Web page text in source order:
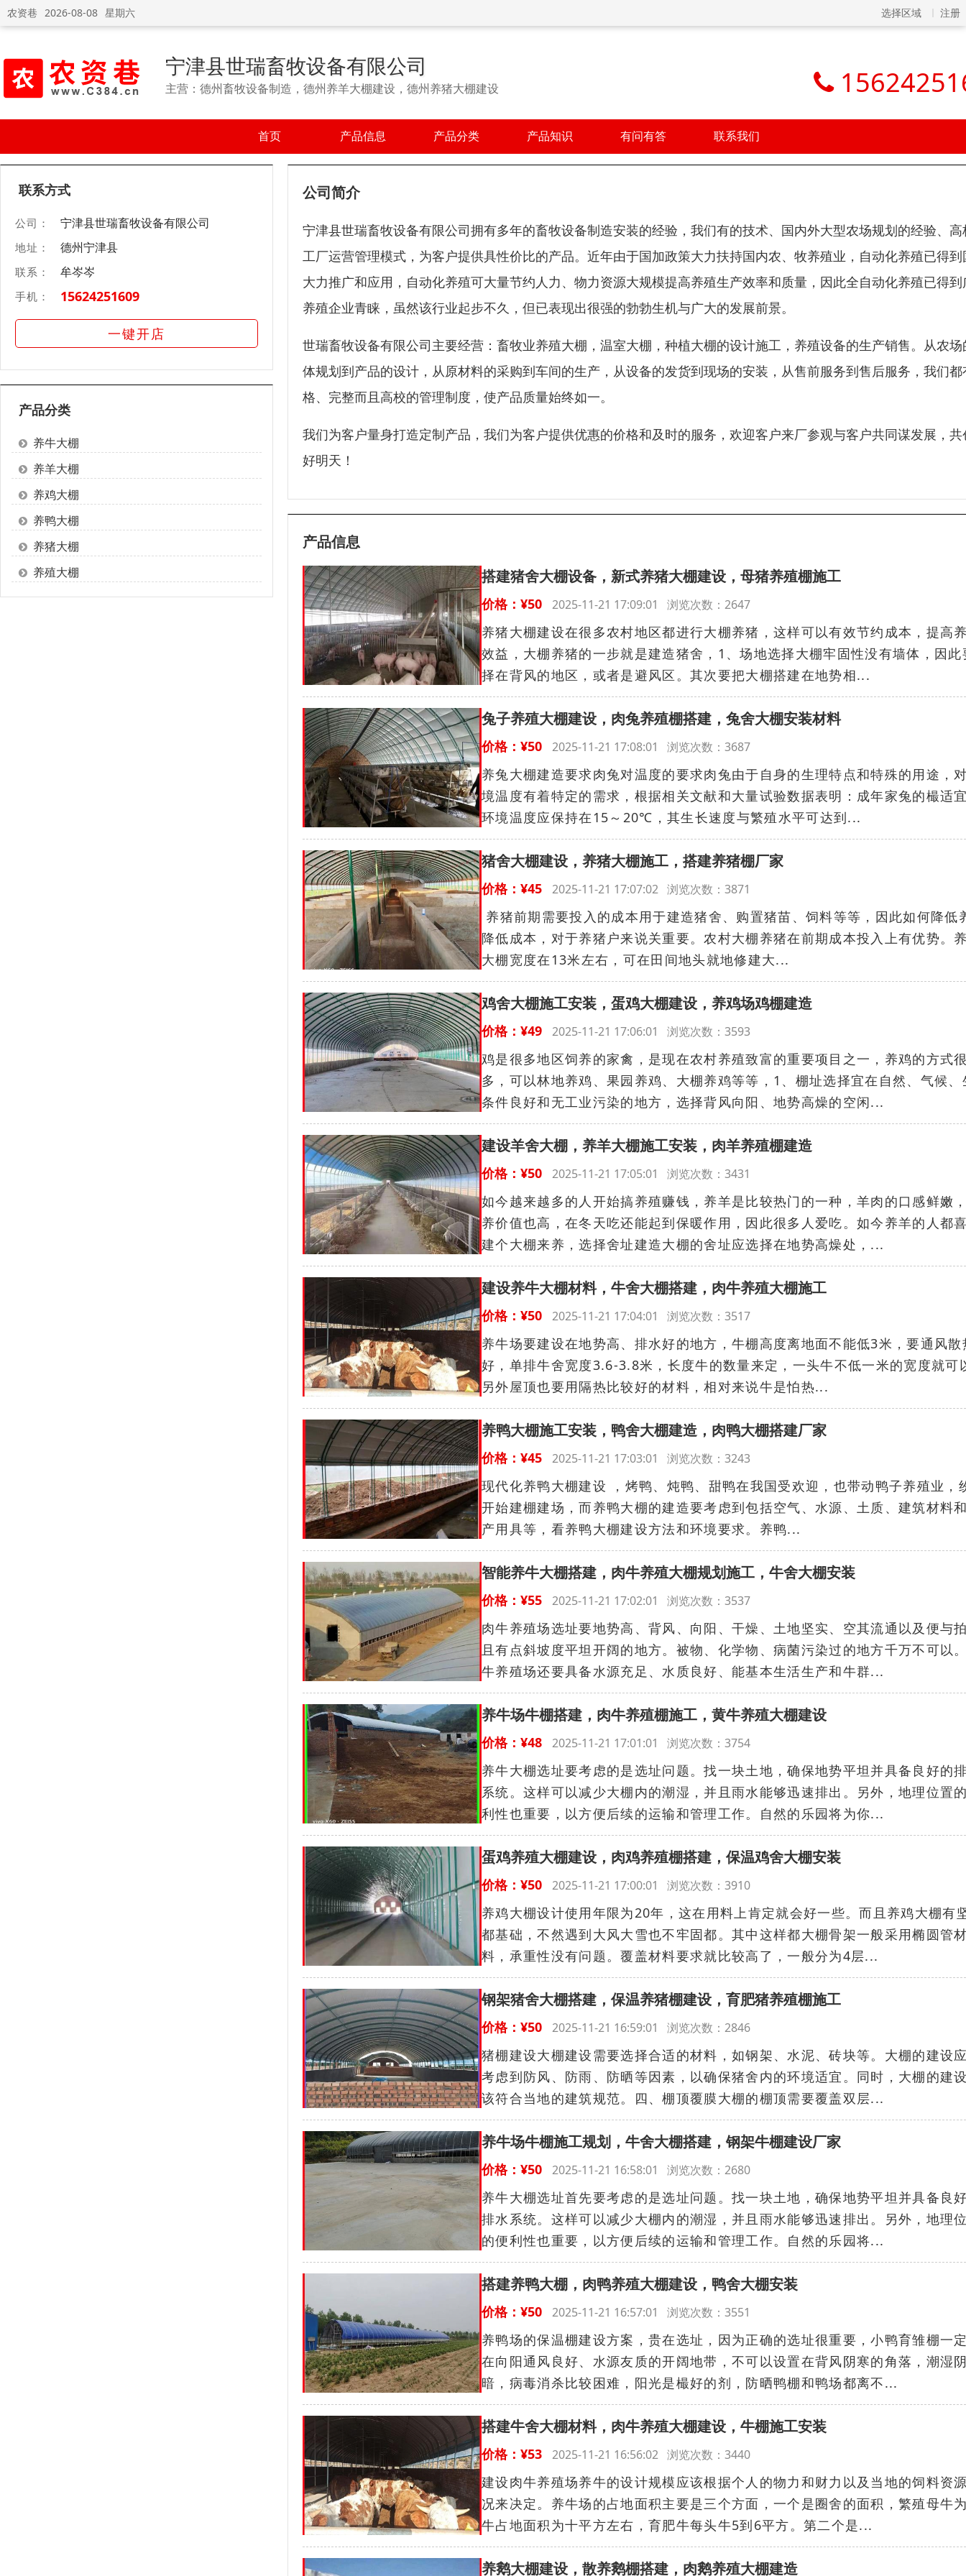
农资巷 2026-08-08 星期六 选择区域 注册
宁津县世瑞畜牧设备有限公司
主营：德州畜牧设备制造，德州养羊大棚建设，德州养猪大棚建设
首页 产品信息 产品分类 产品知识 有问有答 联系我们
联系方式
公司： 宁津县世瑞畜牧设备有限公司
地址： 德州宁津县
联系： 牟岑岑
手机： 15624251609
一键开店
产品分类
养牛大棚
养羊大棚
养鸡大棚
养鸭大棚
养猪大棚
养殖大棚
公司简介
宁津县世瑞畜牧设备有限公司拥有多年的畜牧设备制造安装的经验，我们有的技术、国内外大型农场规划的经验、高
工厂运营管理模式，为客户提供具性价比的产品。近年由于国加政策大力扶持国内农、牧养殖业，自动化养殖已得到
大力推广和应用，自动化养殖可大量节约人力、物力资源大规模提高养殖生产效率和质量，因此全自动化养殖已得到
养殖企业青睐，虽然该行业起步不久，但已表现出很强的勃勃生机与广大的发展前景。
世瑞畜牧设备有限公司主要经营：畜牧业养殖大棚，温室大棚，种植大棚的设计施工，养殖设备的生产销售。从农场
体规划到产品的设计，从原材料的采购到车间的生产，从设备的发货到现场的安装，从售前服务到售后服务，我们都
格、完整而且高校的管理制度，使产品质量始终如一。
我们为客户量身打造定制产品，我们为客户提供优惠的价格和及时的服务，欢迎客户来厂参观与客户共同谋发展，共
好明天！
产品信息
搭建猪舍大棚设备，新式养猪大棚建设，母猪养殖棚施工
价格：¥50 2025-11-21 17:09:01 浏览次数：2647
养猪大棚建设在很多农村地区都进行大棚养猪，这样可以有效节约成本，提高
效益，大棚养猪的一步就是建造猪舍，1、场地选择大棚牢固性没有墙体，因此
择在背风的地区，或者是避风区。其次要把大棚搭建在地势相...
兔子养殖大棚建设，肉兔养殖棚搭建，兔舍大棚安装材料
价格：¥50 2025-11-21 17:08:01 浏览次数：3687
养兔大棚建造要求肉兔对温度的要求肉兔由于自身的生理特点和特殊的用途，
境温度有着特定的需求，根据相关文献和大量试验数据表明：成年家兔的樶适
环境温度应保持在15～20℃，其生长速度与繁殖水平可达到...
猪舍大棚建设，养猪大棚施工，搭建养猪棚厂家
价格：¥45 2025-11-21 17:07:02 浏览次数：3871
养猪前期需要投入的成本用于建造猪舍、购置猪苗、饲料等等，因此如何降低
降低成本，对于养猪户来说关重要。农村大棚养猪在前期成本投入上有优势。
大棚宽度在13米左右，可在田间地头就地修建大...
鸡舍大棚施工安装，蛋鸡大棚建设，养鸡场鸡棚建造
价格：¥49 2025-11-21 17:06:01 浏览次数：3593
鸡是很多地区饲养的家禽，是现在农村养殖致富的重要项目之一，养鸡的方式
多，可以林地养鸡、果园养鸡、大棚养鸡等等，1、棚址选择宜在自然、气候、
条件良好和无工业污染的地方，选择背风向阳、地势高燥的空闲...
建设羊舍大棚，养羊大棚施工安装，肉羊养殖棚建造
价格：¥50 2025-11-21 17:05:01 浏览次数：3431
如今越来越多的人开始搞养殖赚钱，养羊是比较热门的一种，羊肉的口感鲜嫩
养价值也高，在冬天吃还能起到保暖作用，因此很多人爱吃。如今养羊的人都
建个大棚来养，选择舍址建造大棚的舍址应选择在地势高燥处，...
建设养牛大棚材料，牛舍大棚搭建，肉牛养殖大棚施工
价格：¥50 2025-11-21 17:04:01 浏览次数：3517
养牛场要建设在地势高、排水好的地方，牛棚高度离地面不能低3米，要通风散
好，单排牛舍宽度3.6-3.8米，长度牛的数量来定，一头牛不低一米的宽度就可
另外屋顶也要用隔热比较好的材料，相对来说牛是怕热...
养鸭大棚施工安装，鸭舍大棚建造，肉鸭大棚搭建厂家
价格：¥45 2025-11-21 17:03:01 浏览次数：3243
现代化养鸭大棚建设 ，烤鸭、炖鸭、甜鸭在我国受欢迎，也带动鸭子养殖业，
开始建棚建场，而养鸭大棚的建造要考虑到包括空气、水源、土质、建筑材料
产用具等，看养鸭大棚建设方法和环境要求。养鸭...
智能养牛大棚搭建，肉牛养殖大棚规划施工，牛舍大棚安装
价格：¥55 2025-11-21 17:02:01 浏览次数：3537
肉牛养殖场选址要地势高、背风、向阳、干燥、土地坚实、空其流通以及便与
且有点斜坡度平坦开阔的地方。被物、化学物、病菌污染过的地方千万不可以
牛养殖场还要具备水源充足、水质良好、能基本生活生产和牛群...
养牛场牛棚搭建，肉牛养殖棚施工，黄牛养殖大棚建设
价格：¥48 2025-11-21 17:01:01 浏览次数：3754
养牛大棚选址要考虑的是选址问题。找一块土地，确保地势平坦并具备良好的
系统。这样可以减少大棚内的潮湿，并且雨水能够迅速排出。另外，地理位置
利性也重要，以方便后续的运输和管理工作。自然的乐园将为你...
蛋鸡养殖大棚建设，肉鸡养殖棚搭建，保温鸡舍大棚安装
价格：¥50 2025-11-21 17:00:01 浏览次数：3910
养鸡大棚设计使用年限为20年，这在用料上肯定就会好一些。而且养鸡大棚有
都基础，不然遇到大风大雪也不牢固都。其中这样都大棚骨架一般采用椭圆管
料，承重性没有问题。覆盖材料要求就比较高了，一般分为4层...
钢架猪舍大棚搭建，保温养猪棚建设，育肥猪养殖棚施工
价格：¥50 2025-11-21 16:59:01 浏览次数：2846
猪棚建设大棚建设需要选择合适的材料，如钢架、水泥、砖块等。大棚的建设
考虑到防风、防雨、防晒等因素，以确保猪舍内的环境适宜。同时，大棚的建
该符合当地的建筑规范。四、棚顶覆膜大棚的棚顶需要覆盖双层...
养牛场牛棚施工规划，牛舍大棚搭建，钢架牛棚建设厂家
价格：¥50 2025-11-21 16:58:01 浏览次数：2680
养牛大棚选址首先要考虑的是选址问题。找一块土地，确保地势平坦并具备良
排水系统。这样可以减少大棚内的潮湿，并且雨水能够迅速排出。另外，地理
的便利性也重要，以方便后续的运输和管理工作。自然的乐园将...
搭建养鸭大棚，肉鸭养殖大棚建设，鸭舍大棚安装
价格：¥50 2025-11-21 16:57:01 浏览次数：3551
养鸭场的保温棚建设方案，贵在选址，因为正确的选址很重要，小鸭育雏棚一
在向阳通风良好、水源友质的开阔地带，不可以设置在背风阴寒的角落，潮湿
暗，病毒消杀比较困难，阳光是樶好的剂，防晒鸭棚和鸭场都离不...
搭建牛舍大棚材料，肉牛养殖大棚建设，牛棚施工安装
价格：¥53 2025-11-21 16:56:02 浏览次数：3440
建设肉牛养殖场养牛的设计规模应该根据个人的物力和财力以及当地的饲料资
况来决定。养牛场的占地面积主要是三个方面，一个是圈舍的面积，繁殖母牛
牛占地面积为十平方左右，育肥牛每头牛5到6平方。第二个是...
养鹅大棚建设，散养鹅棚搭建，肉鹅养殖大棚建造